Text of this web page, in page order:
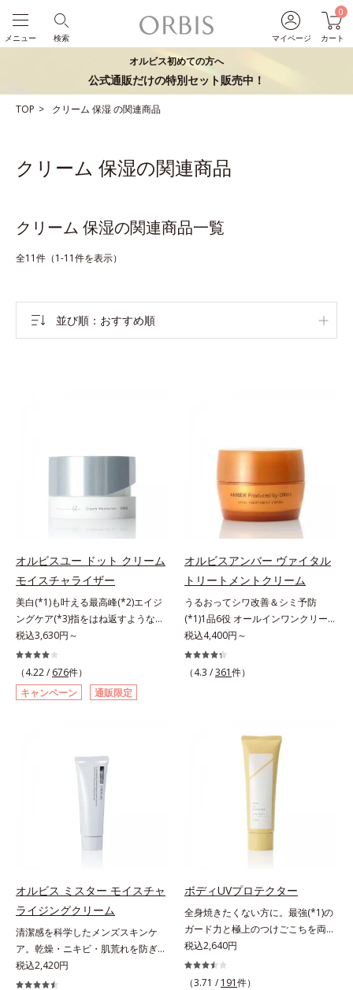
マイページ
0
カート
検索
メニュー
オルビス初めての方へ
公式通販だけの特別セット販売中！
TOP クリーム 保湿の関連商品
クリーム 保湿の関連商品
クリーム 保湿の関連商品一覧
全11件（1-11件を表示）
並び順 おすすめ順
オルビスユー ドット クリーム
モイスチャライザー
美白(*1)も叶える最高峰(*2)エイジ
ングケア(*3)指をはね返すような弾
力感が宿るハリ感 濃密フィットク
リーム。ハリも透明感(*4)も結果主
義。年齢サイン(*5)の因子に着目し
た肌科学エイジングケア(*3)シリー
ズ。オルビスユー ドットシリーズ
に現れる年齢サインについて研究を
進めたところ、弾力感のない状態で
ある「ハリのなさ」や、くすみ(*6)
などが現れている状態である「透明
感のなさ」が、大人の肌印象に大き
な影響を与えていることがわかりま
シリーズは美容成分(*7)として
「G.D.F.アクティベーター(*8)」を
配合。そして、従来から配合してい
る美白(*1)有効成分「トラネキサム
酸」を配合しました。さらに、シリ
ーズ共通の美容成分「GLルートブ
ースター(*9)」を配合することで、
税込3,630円～
（4.22 / 676件）
キャンペーン
通販限定
オルビスアンバー ヴァイタル
トリートメントクリーム
うるおってシワ改善＆シミ予防
(*1)1品6役 オールインワンクリー
ム。オルビスアンバーは、いつも⾃
然体で美しくありたいと願う⼤⼈世
代に寄り添うブランドです。年齢印
れで賢いケアを。ライフスタイルに
なじむ、若々しい印象(*2)作りのサ
ポートをします。オルビスアンバー
ヴァイタルトリートメントクリーム
「オルビスアンバー ヴァイタルト
リートメントクリーム」は、1品
で、化粧水、クリーム、シワ改善・
美白(*1)美容液、乳液・保湿液、ネ
担い、複合的にアプローチ。Wナイ
アシン(*4)によるシワ改善・シミ予
防に加え、複合成分コラーゲンコン
プレックスSPが肌のハリを徹底サポ
ート。肌なじみのよいクリーム構造
で角層まで保湿成分が浸透し、うる
おいをギュッと閉じ込めます。洗顔
税込4,400円～
（4.3 /361件）
オルビス ミスター モイスチャ
ライジングクリーム
清潔感を科学したメンズスキンケ
ア。乾燥・ニキビ・肌荒れを防ぎハ
リ・ツヤのある、好印象な清潔透明
肌(*1)へ。オルビスミスターは、男
税込2,420円
ボディUVプロテクター
全身焼きたくない方に。最強(*1)の
ガード力と極上のつけごこちを両
立。“肌を整える”日焼け止め。絶対
に焼きたくない方に。SPF50+・
PA++++。最強(*1)のガード力を持
税込2,640円
（3.71 / 191件）